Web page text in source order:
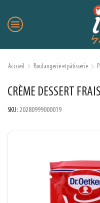
Accueil Boulangerie et pâtisserie
CRÈME DESSERT
SKU: 20280999000019